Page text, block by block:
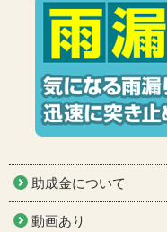
助成金について
動画あり